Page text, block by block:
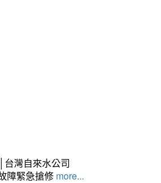
台灣自來水公司
障緊急搶修 more...